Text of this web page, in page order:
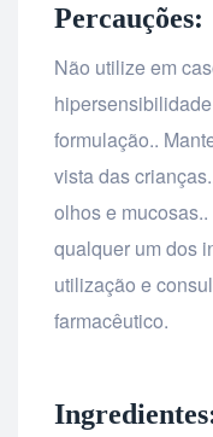
Percauções:
Não utilize em
formulação..
vista das
olhos e
qualquer um dos
utilização e
farmacêutico.